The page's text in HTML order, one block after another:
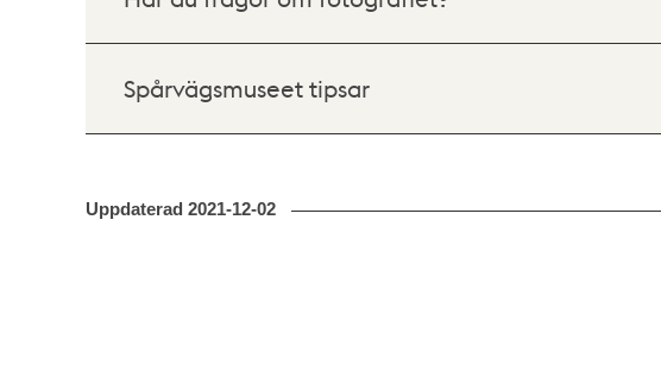
Spårvägsmuseet tipsar
Uppdaterad 2021-12-02